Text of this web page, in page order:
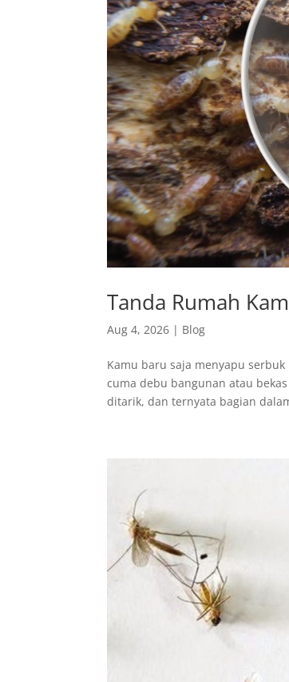
Tanda Rumah
Aug 4, 2026 | Blog
Kamu baru saja menyapu
cuma debu bangunan atau
ditarik, dan ternyata bagian